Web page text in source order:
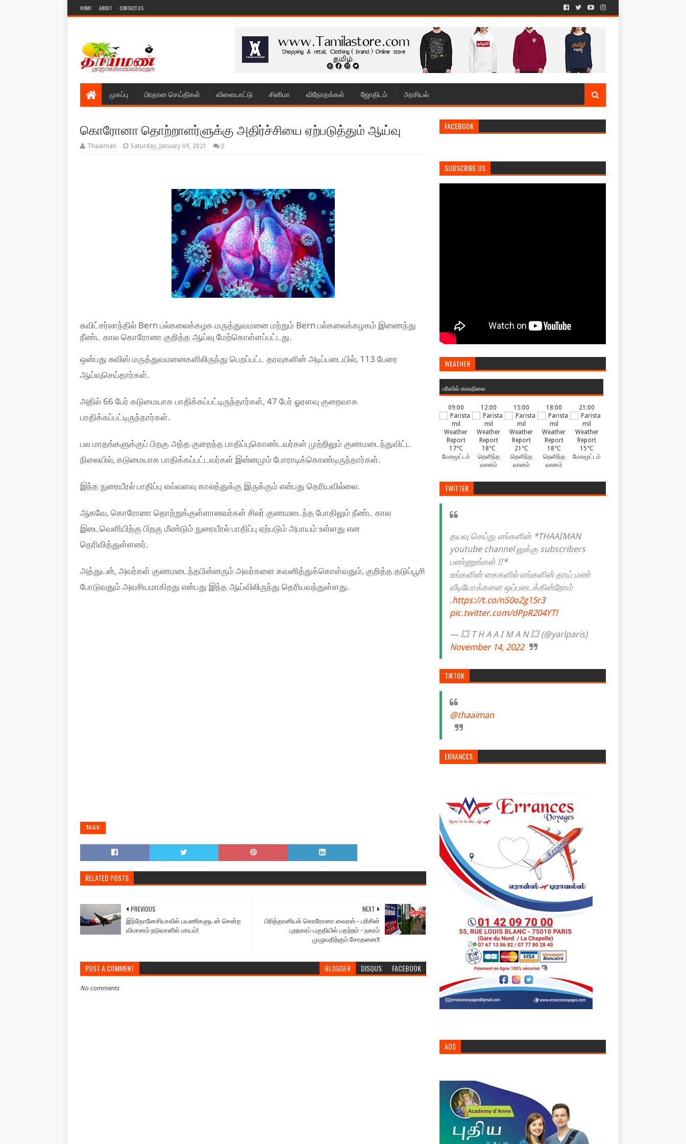
HOME ABOUT CONTACT US
முகப்பு பிரதான செய்திகள் விளையாட்டு சினிமா விநோதங்கள் ஜோதிடம் அரசியல்
கொரோனா தொற்றாளர்ளுக்கு அதிர்ச்சியை ஏற்படுத்தும் ஆய்வு
Thaaiman Saturday, January 09, 2021 0
சுவிட்சர்லாந்தில் Bern பல்கலைக்கழக மருத்துவமனை மற்றும் Bern பல்கலைக்கழகம் இணைந்து
நீண்ட கால கொரோனா குறித்த ஆய்வு மேற்கொள்ளப்பட்டது.
ஒன்பது சுவிஸ் மருத்துவமனைகளிலிருந்து பெறப்பட்ட தரவுகளின் அடிப்படையில், 113 பேரை
ஆய்வுசெய்தார்கள்.
அதில் 66 பேர் கடுமையாக பாதிக்கப்பட்டிருந்தார்கள், 47 பேர் ஓரளவு குறைவாக
பாதிக்கப்பட்டிருந்தார்கள்.
பல மாதங்களுக்குப் பிறகு அந்த குறைந்த பாதிப்புகொண்டவர்கள் முற்றிலும் குணமடைந்துவிட்ட
நிலையில், கடுமையாக பாதிக்கப்பட்டவர்கள் இன்னமும் போராடிக்கொண்டிருந்தார்கள்.
இந்த நுரையீரல் பாதிப்பு எவ்வளவு காலத்துக்கு இருக்கும் என்பது தெரியவில்லை.
ஆகவே, கொரோனா தொற்றுக்குள்ளானவர்கள் சிலர் குணமடைந்த போதிலும் நீண்ட கால
இடைவெளியிற்கு பிறகு மீண்டும் நுரையீரல் பாதிப்பு ஏற்படும் அபாயம் உள்ளது என
தெரிவித்துள்ளனர்.
அத்துடன், அவர்கள் குணமடைந்தபின்னரும் அவர்களை கவனித்துக்கொள்வதும், குறித்த தடுப்பூசி
போடுவதும் அவசியமாகிறது என்பது இந்த ஆய்விலிருந்து தெரியவந்துள்ளது.
TAGS:
RELATED POSTS
NEXT
பிரித்தானியக் கெரரோனா வைரஸ் - பரிசின்
புறநகரப் பகுதியில் பதற்றம் - நகரம்
முழுவதிற்கும் சோதனை!!
PREVIOUS
இந்தோனேசியாவில் பயணிகளுடன் சென்ற
விமானம் நடுவானில் மாயம்!
POST A COMMENT BLOGGER DISQUS FACEBOOK
No comments
FACEBOOK
SUBSCRIBE US
WEATHER
பரிஸில் காலநிலை
09:00
17°C
மேகமூட்டம்
12:00
18°C
தெளிந்த
வானம்
15:00
21°C
தெளிந்த
வானம்
18:00
18°C
தெளிந்த
வானம்
21:00
15°C
மேகமூட்டம்
TWITTER
தயவு செய்து எங்களின் *THAAIMAN
youtube channel லுக்கு subscribers
பண்ணுங்கள் !!*
உங்களின் கைகளில் எங்களின் தாய் மண்
வீடியோக்களை ஒப்படைக்கின்றோம்
.https://t.co/nS0oZg15r3
pic.twitter.com/dPpR204YTl
— 💥 T H A A I M A N 💥 (@yarlparis)
November 14, 2022
TIKTOK
@thaaiman
ERRANCES
ADS